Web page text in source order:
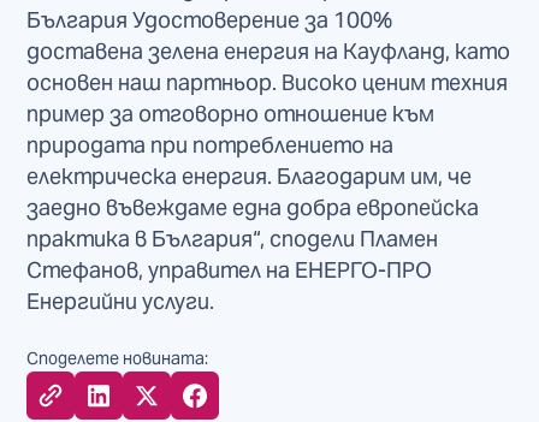
България Удостоверение за 100%
доставена зелена енергия на Кауфланд, като
основен наш партньор. Високо ценим техния
пример за отговорно отношение към
природата при потреблението на
електрическа енергия. Благодарим им, че
заедно въвеждаме една добра европейска
практика в България“, сподели Пламен
Стефанов, управител на ЕНЕРГО-ПРО
Енергийни услуги.
Споделете новината: